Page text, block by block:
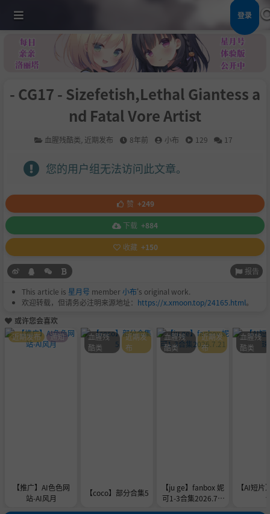
登录
- CG17 - Sizefetish,Lethal Giantess a
nd Fatal Vore Artist
血腥残酷类 近期发布 8年前 小布 129 17
您的用户组无法访问此文章。
赞 +249
下载 +884
收藏 +150
报告
This article is 星月号 member小布's original work.
欢迎转载，但请务必注明来源地址： https://x.xmoon.top/24165.html。
或许您会喜欢
【推广】AI色色网
站-AI风月
近期发布 通知
【coco】部分合集5
血腥残
酷类
近期发
布
【ju ge】fanbox 妮
可1-3合集2026.7.2
血腥残
酷类
近期发
布
【AI短片
血腥残
酷类